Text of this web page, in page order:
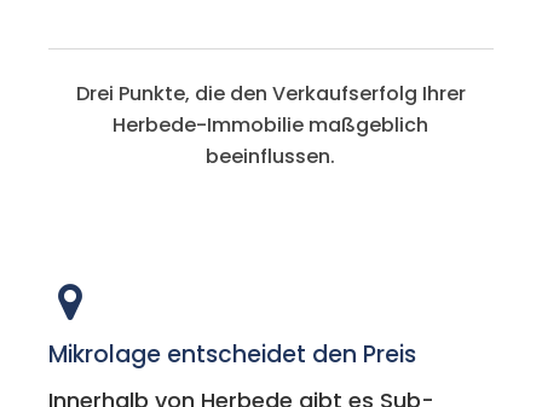
Drei Punkte, die den Verkaufserfolg Ihrer
Herbede-Immobilie maßgeblich
beeinflussen.
Mikrolage entscheidet den Preis
Innerhalb von Herbede gibt es Sub-